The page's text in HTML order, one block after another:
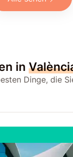
in
Dinge, die